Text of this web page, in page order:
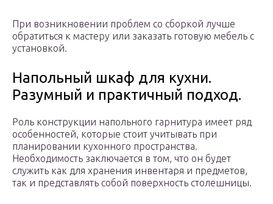
При возникновении проблем со сборкой лучше
обратиться к мастеру или заказать готовую мебель с
установкой.
Напольный шкаф для кухни.
Разумный и практичный подход.
Роль конструкции напольного гарнитура имеет ряд
особенностей, которые стоит учитывать при
планировании кухонного пространства.
Необходимость заключается в том, что он будет
служить как для хранения инвентаря и предметов,
так и представлять собой поверхность столешницы.